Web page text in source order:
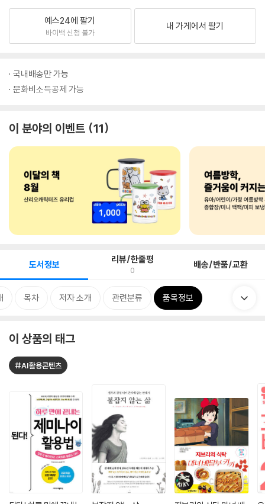
예스24에 팔기
바이백 신청 불가
내 가게에서 팔기
국내배송만 가능
문화비소득공제 가능
이 분야의 이벤트 11
도서정보 리뷰/한줄평
0 배송/반품/교환
목차 저자 소개 관련분류 품목정보
이 상품의 태그
#AI활용콘텐츠